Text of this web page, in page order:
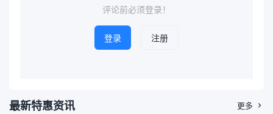
莞太...
评论前必须登录！
登录 注册
最新特惠资讯 更多 